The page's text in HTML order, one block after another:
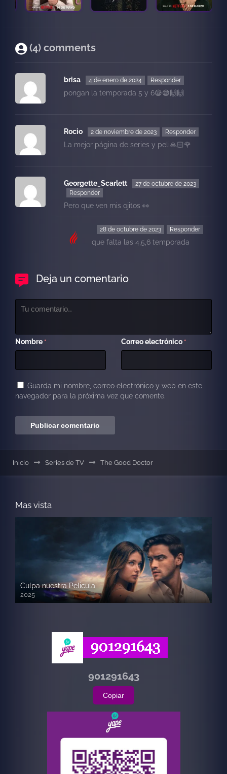
(4) comments
brisa 4 de enero de 2024 Responder
pongan la temporada 5 y 6😪😪🙌🙌
Rocio 2 de noviembre de 2023 Responder
La mejor página de series y peli🙏🏻🌹
Georgette_Scarlett
27 de octubre de 2023
Responder
Pero que ven mis ojitos 👀
28 de octubre de 2023 Responder
que falta las 4,5,6 temporada
Deja un comentario
Nombre * Correo electrónico *
Guarda mi nombre, correo electrónico y web en este
navegador para la próxima vez que comente.
Inicio Series de TV The Good Doctor
Mas vista
Culpa nuestra Pelicula
2025
720p HD
901291643
Copiar